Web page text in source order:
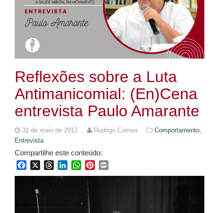
Reflexões sobre a Luta
Antimanicomial: (En)Cena
entrevista Paulo Amarante
31 de maio de 2012 Rodrigo Correia
Comportamento,
Entrevista
Compartilhe este conteúdo:
FacebookThreadsLinkedInWhatsApp
Pinterest